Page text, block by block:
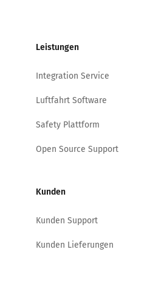
Leistungen
Integration Service
Luftfahrt Software
Safety Plattform
Open Source Support
Kunden
Kunden Support
Kunden Lieferungen